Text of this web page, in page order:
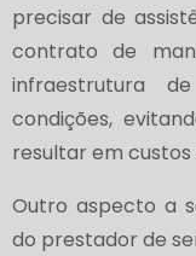
precisar de
contrato de
infraestrutura
condições,
resultar em custos
Outro aspecto a
do prestador de